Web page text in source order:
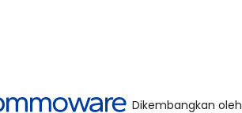
Dikembangkan oleh